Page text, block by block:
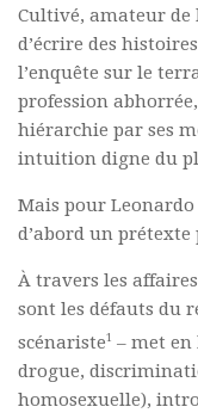
Rapports
Agrégation et
CPGE
« Au menu »
Annonces
Minutes de Fred
Vous abonner /
Vous abonner
Commander un
Cultivé, amateur de
d’écrire des
l’enquête sur le
profession
hiérarchie par ses
intuition digne du
Mais pour Leonardo
d’abord un
À travers les
sont les défauts du
scénariste1 – met
drogue,
homosexuelle),